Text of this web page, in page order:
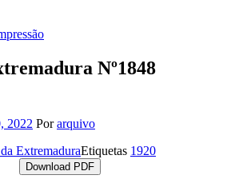
Nº1848
2022 Porarquivo
ExtremaduraEtiquetas 1920
Download PDF